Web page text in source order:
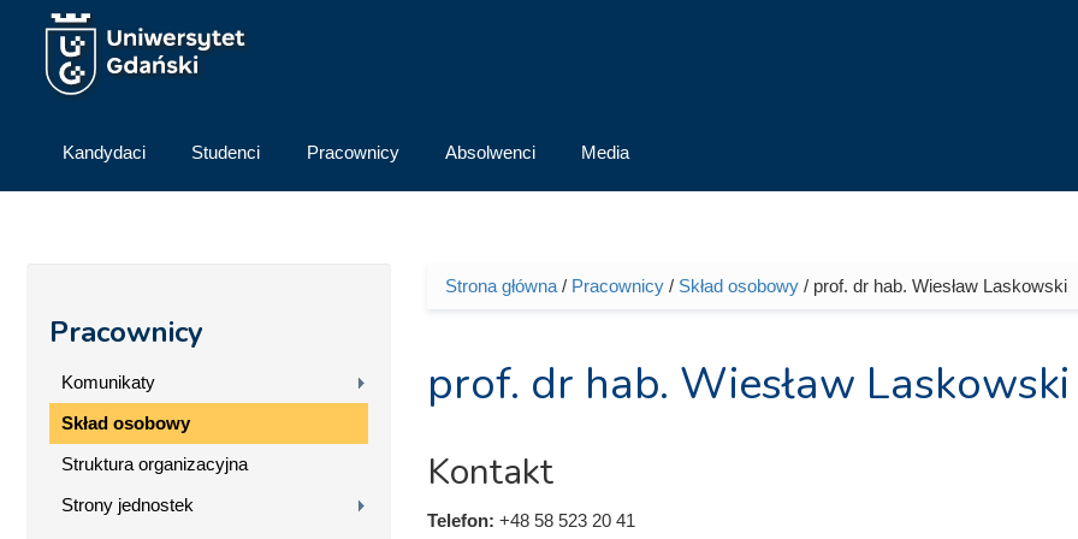
Przejdź do treści
Kandydaci Studenci Pracownicy Absolwenci Media
Pracownicy
Komunikaty
Skład osobowy
Struktura organizacyjna
Strony jednostek
Jesteś tutaj
Strona główna/ Pracownicy/ Skład osobowy/ prof. dr hab. Wiesław Laskowski
prof. dr hab. Wiesław Laskowski
Kontakt
Telefon: +48 58 523 20 41